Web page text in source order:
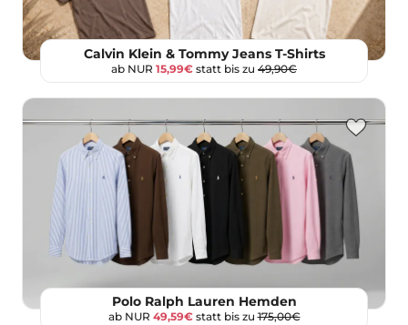
Calvin Klein & Tommy Jeans T-Shirts
ab NUR 15,99€ statt bis zu 49,90€
Polo Ralph Lauren Hemden
ab NUR 49,59€statt bis zu175,00€